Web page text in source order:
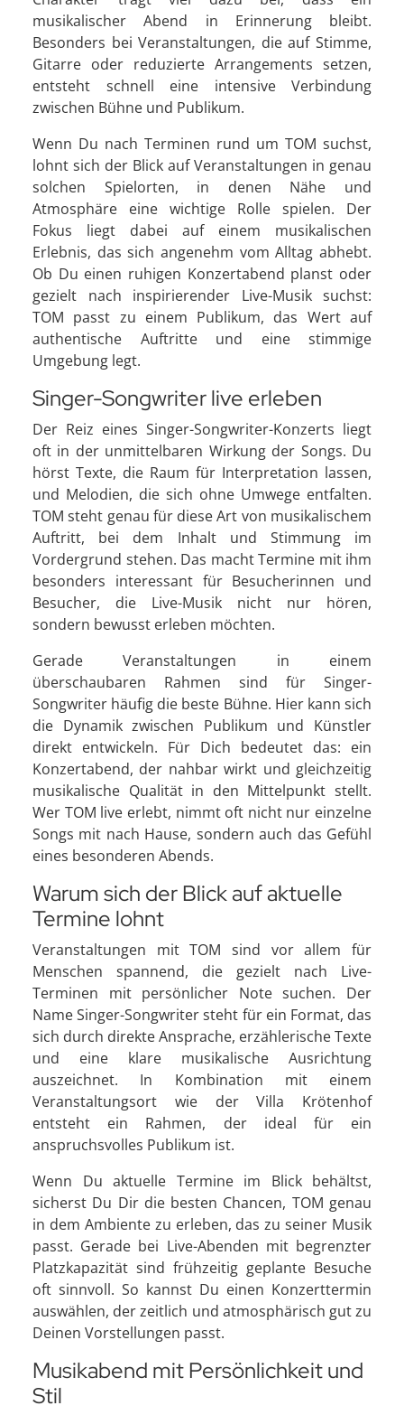
musikalischer Abend in Erinnerung bleibt.
Besonders bei Veranstaltungen, die auf Stimme,
Gitarre oder reduzierte Arrangements setzen,
entsteht schnell eine intensive Verbindung
zwischen Bühne und Publikum.
Wenn Du nach Terminen rund um TOM suchst,
lohnt sich der Blick auf Veranstaltungen in genau
solchen Spielorten, in denen Nähe und
Atmosphäre eine wichtige Rolle spielen. Der
Fokus liegt dabei auf einem musikalischen
Erlebnis, das sich angenehm vom Alltag abhebt.
Ob Du einen ruhigen Konzertabend planst oder
gezielt nach inspirierender Live-Musik suchst:
TOM passt zu einem Publikum, das Wert auf
authentische Auftritte und eine stimmige
Umgebung legt.
Singer-Songwriter live erleben
Der Reiz eines Singer-Songwriter-Konzerts liegt
oft in der unmittelbaren Wirkung der Songs. Du
hörst Texte, die Raum für Interpretation lassen,
und Melodien, die sich ohne Umwege entfalten.
TOM steht genau für diese Art von musikalischem
Auftritt, bei dem Inhalt und Stimmung im
Vordergrund stehen. Das macht Termine mit ihm
besonders interessant für Besucherinnen und
Besucher, die Live-Musik nicht nur hören,
sondern bewusst erleben möchten.
Gerade Veranstaltungen in einem
überschaubaren Rahmen sind für Singer-
Songwriter häufig die beste Bühne. Hier kann sich
die Dynamik zwischen Publikum und Künstler
direkt entwickeln. Für Dich bedeutet das: ein
Konzertabend, der nahbar wirkt und gleichzeitig
musikalische Qualität in den Mittelpunkt stellt.
Wer TOM live erlebt, nimmt oft nicht nur einzelne
Songs mit nach Hause, sondern auch das Gefühl
eines besonderen Abends.
Warum sich der Blick auf aktuelle
Termine lohnt
Veranstaltungen mit TOM sind vor allem für
Menschen spannend, die gezielt nach Live-
Terminen mit persönlicher Note suchen. Der
Name Singer-Songwriter steht für ein Format, das
sich durch direkte Ansprache, erzählerische Texte
und eine klare musikalische Ausrichtung
auszeichnet. In Kombination mit einem
Veranstaltungsort wie der Villa Krötenhof
entsteht ein Rahmen, der ideal für ein
anspruchsvolles Publikum ist.
Wenn Du aktuelle Termine im Blick behältst,
sicherst Du Dir die besten Chancen, TOM genau
in dem Ambiente zu erleben, das zu seiner Musik
passt. Gerade bei Live-Abenden mit begrenzter
Platzkapazität sind frühzeitig geplante Besuche
oft sinnvoll. So kannst Du einen Konzerttermin
auswählen, der zeitlich und atmosphärisch gut zu
Deinen Vorstellungen passt.
Musikabend mit Persönlichkeit und
Stil